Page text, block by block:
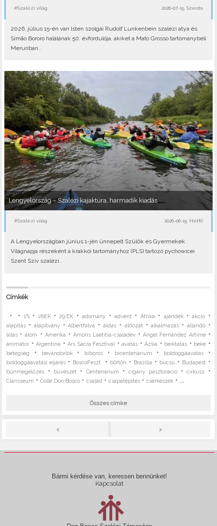
#Szalézi világ 2026-07-15, Szerda
2026. július 15-én van Isten szolgái Rudolf Lunkenbein szalézi atya és
Simão Bororo halálának 50. évfordulója, akiket a Mato Grosso tartománybeli
Meruriban..
Lengyelország – Szalézi kajaktúra, harmadik kiadás
#Szalézi világ 2026-06-15, Hétfő
A Lengyelországban június 1-jén ünnepelt Szülők és Gyermekek
Világnapja részeként a krakkói tartományhoz (PLS) tartozó pychowicei
Szent Szív szalézi..
Címkék
• • 1%• 28EK•29.EK •adomány •advent • Afrika • ajándék•akció •
alapítás • alapítvány•Albertfalva •áldás • áldozat •alkalmazás • állandó•
állás •álom • Amerika • Amoris Laetitia-családév •Ángel Fernández Artime•
animátor •Argentína •Ars Sacra Fesztivál •avatás •Ázsia • beiktatás • béke •
betegség • bevándorlók• bíboros • bicentenárium • boldoggáavatás•
boldoggáavatási eljárás • BoscoFeszt • börtön • Brazília • búcsú • Budapest •
bűnmegelőzés • bűvészet • Centenárium •cigány pasztoráció•cirkusz •
Clarisseum •Colle Don Bosco •család •csapatépítés •cserkészek • ...
Összes címke
< >
Bármi kérdése van, keressen bennünket!
Kapcsolat